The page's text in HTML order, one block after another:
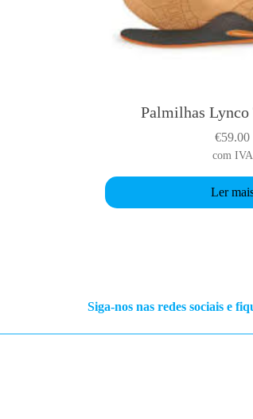
Palmilhas
€59.00
com IVA
Ler
Siga-nos nas redes sociais e